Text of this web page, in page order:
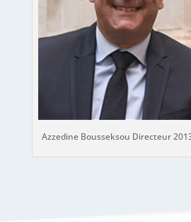
Azzedine Bousseksou Directeur